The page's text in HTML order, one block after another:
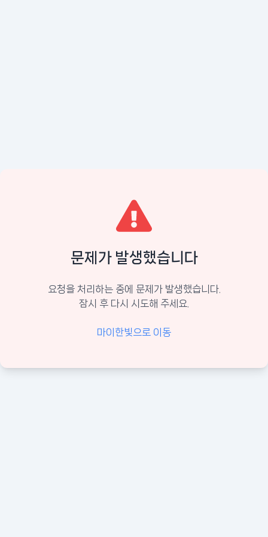
문제가 발생했습니다
요청을 처리하는 중에 문제가 발생했습니다.
잠시 후 다시 시도해 주세요.
마이한빛으로 이동